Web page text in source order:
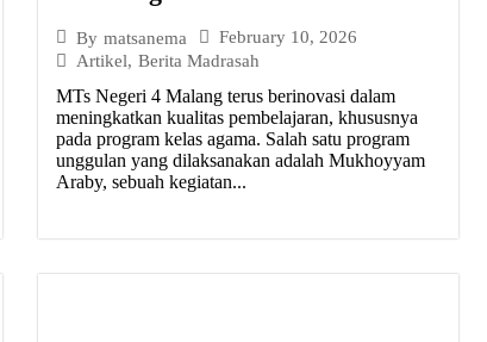
By matsanema
February 10, 2026
Artikel, Berita Madrasah
MTs Negeri 4 Malang terus berinovasi dalam
meningkatkan kualitas pembelajaran, khususnya
pada program kelas agama. Salah satu program
unggulan yang dilaksanakan adalah Mukhoyyam
Araby, sebuah kegiatan...